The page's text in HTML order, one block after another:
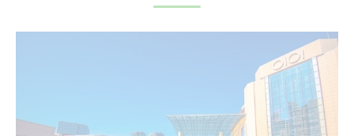
脱毛後のNG行動と正しいケア法
海老名の医療脱毛で肌トラブルを防ぐコツ
医療脱毛のメリット・デメリット一覧